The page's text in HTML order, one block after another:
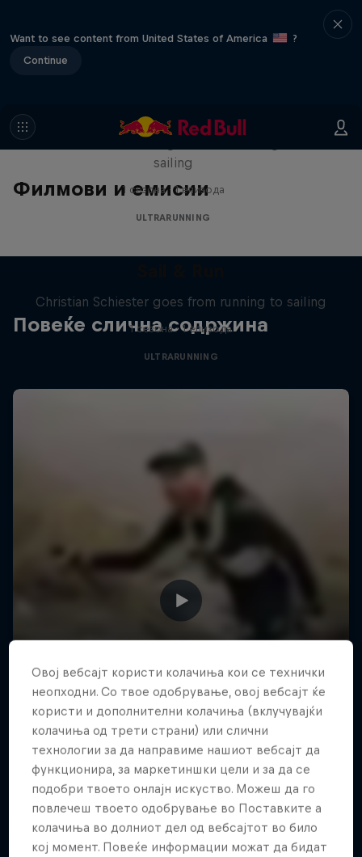
Want to see content from United States of America
?
Continue
Филмови и емисии
Sail & Run
sailing
1 сезона · 1 епизода
ULTRARUNNING
Повеќе слична содржина
Christian Schiester goes from running to sailing
1 сезона · 1 епизода
ULTRARUNNING
Овој вебсајт користи колачиња кои се технички
неопходни. Со твое одобрување, овој вебсајт ќе
користи и дополнителни колачиња (вклучувајќи
колачиња од трети страни) или слични
технологии за да направиме нашиот вебсајт да
функционира, за маркетиншки цели и за да се
подобри твоето онлајн искуство. Можеш да го
повлечеш твоето одобрување во Поставките а
колачиња во долниот дел од вебсајтот во било
кој момент. Повеќе информации можат да бидат